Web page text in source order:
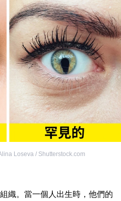
Loseva / Shutterstock.com
織。當一個人出生時，他們的